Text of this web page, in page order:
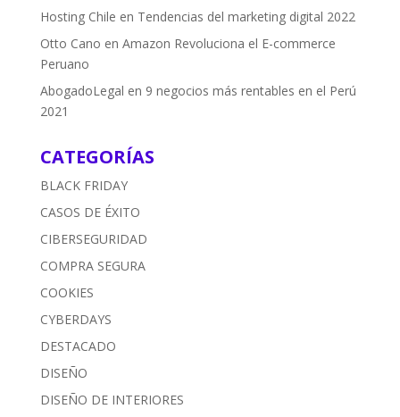
Hosting Chile en Tendencias del marketing digital 2022
Otto Cano en Amazon Revoluciona el E-commerce
Peruano
AbogadoLegal en 9 negocios más rentables en el Perú
2021
CATEGORÍAS
BLACK FRIDAY
CASOS DE ÉXITO
CIBERSEGURIDAD
COMPRA SEGURA
COOKIES
CYBERDAYS
DESTACADO
DISEÑO
DISEÑO DE INTERIORES